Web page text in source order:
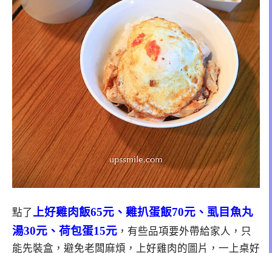
點了上好雞肉飯65元、雞扒蛋飯70元、虱目魚丸
湯30元、荷包蛋15元 ，有些品項要外帶給家人，只
能先裝盒，避免老闆麻煩，上好雞肉的圖片，一上桌好